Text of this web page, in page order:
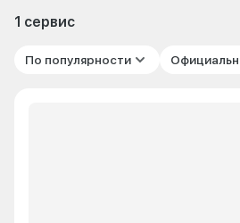
1 сервис
По популярности